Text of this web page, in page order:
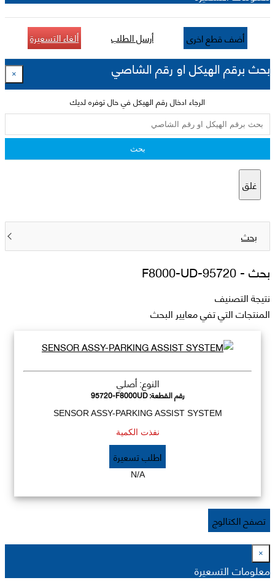
أضف قطع اخرى أرسل الطلب ألغاء التسعيرة
بحث برقم الهيكل او رقم الشاصي ×
الرجاء ادخال رقم الهيكل في حال توفره لديك
بحث
غلق
بحث
بحث -95720-F8000-UD
نتيجة التصنيف
المنتجات التي تفي معايير البحث
النوع: أصلي
رقم القطعة:95720-F8000UD
SENSOR ASSY-PARKING ASSIST SYSTEM
نفذت الكمية
اطلب تسعيرة
N/A
تصفح الكتالوج
×
معلومات التسعيرة